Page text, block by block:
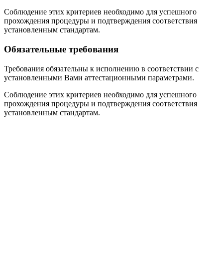
Соблюдение этих критериев необходимо для успешного
прохождения процедуры и подтверждения соответствия
установленным стандартам.
Обязательные требования
Требования обязательны к исполнению в соответствии с
установленными Вами аттестационными параметрами.
Соблюдение этих критериев необходимо для успешного
прохождения процедуры и подтверждения соответствия
установленным стандартам.